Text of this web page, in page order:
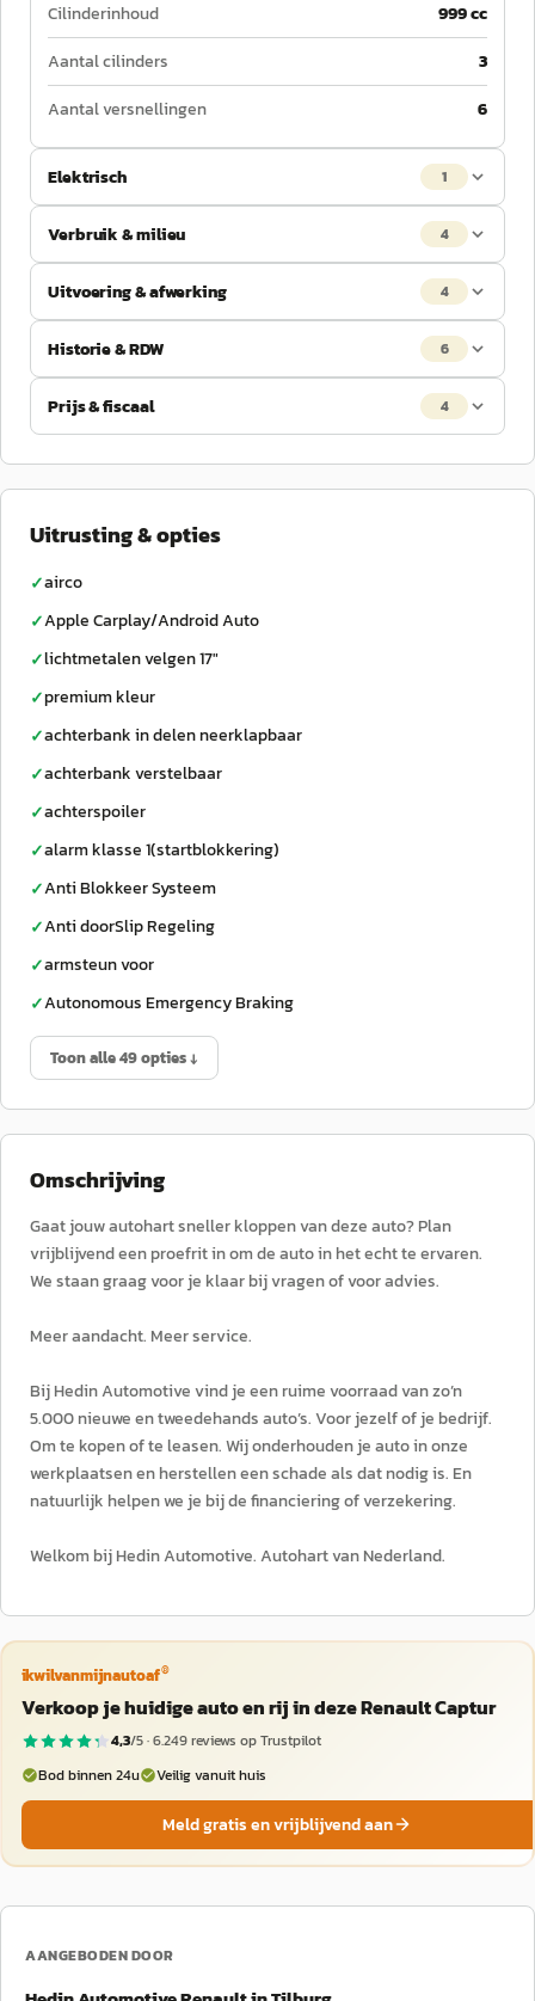
Cilinderinhoud
999 cc
Aantal cilinders
3
Aantal versnellingen
6
Elektrisch 1
Verbruik & milieu 4
Uitvoering & afwerking 4
Historie & RDW 6
Prijs & fiscaal 4
Uitrusting & opties
✓airco
✓Apple Carplay/Android Auto
✓lichtmetalen velgen 17"
✓premium kleur
✓achterbank in delen neerklapbaar
✓achterbank verstelbaar
✓achterspoiler
✓alarm klasse 1(startblokkering)
✓Anti Blokkeer Systeem
✓Anti doorSlip Regeling
✓armsteun voor
✓Autonomous Emergency Braking
Toon alle 49 opties ↓
Omschrijving
Gaat jouw autohart sneller kloppen van deze auto? Plan
vrijblijvend een proefrit in om de auto in het echt te ervaren.
We staan graag voor je klaar bij vragen of voor advies.
Meer aandacht. Meer service.
Bij Hedin Automotive vind je een ruime voorraad van zo’n
5.000 nieuwe en tweedehands auto’s. Voor jezelf of je bedrijf.
Om te kopen of te leasen. Wij onderhouden je auto in onze
werkplaatsen en herstellen een schade als dat nodig is. En
natuurlijk helpen we je bij de financiering of verzekering.
Welkom bij Hedin Automotive. Autohart van Nederland.
ikwilvanmijnautoaf®
Verkoop je huidige auto en rij in deze Renault Captur
4,3/5 ·6.249reviews op Trustpilot
Bod binnen 24u
Veilig vanuit huis
Meld gratis en vrijblijvend aan
AANGEBODEN DOOR